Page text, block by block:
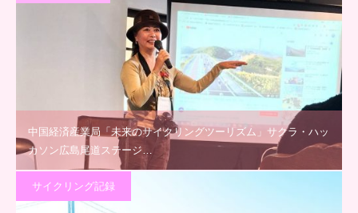
中国経済産業局「未来のサイクリングツーリズム」サクラ・ハッ
カソン広島尾道ステージ…
サイクリング記録